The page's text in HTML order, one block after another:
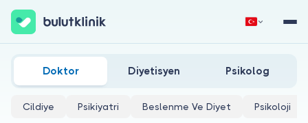
Hemen Kaydol Giriş Yap
Ferritin Doktorları
Doktor Diyetisyen Psikolog
Cildiye Psikiyatri Beslenme Ve Diyet Psikoloji